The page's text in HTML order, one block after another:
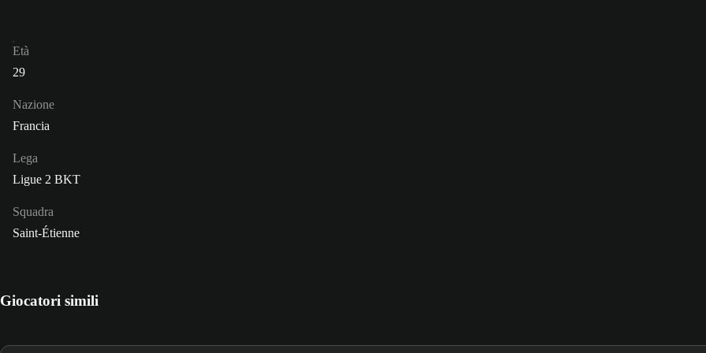
Età
29
Nazione
Francia
Lega
Ligue 2 BKT
Squadra
Saint-Étienne
Giocatori simili